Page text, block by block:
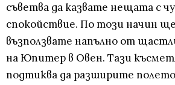
съветва да казвате нещата с
спокойствие. По този начин
възползвате напълно от
на Юпитер в Овен. Тази
подтиква да разширите